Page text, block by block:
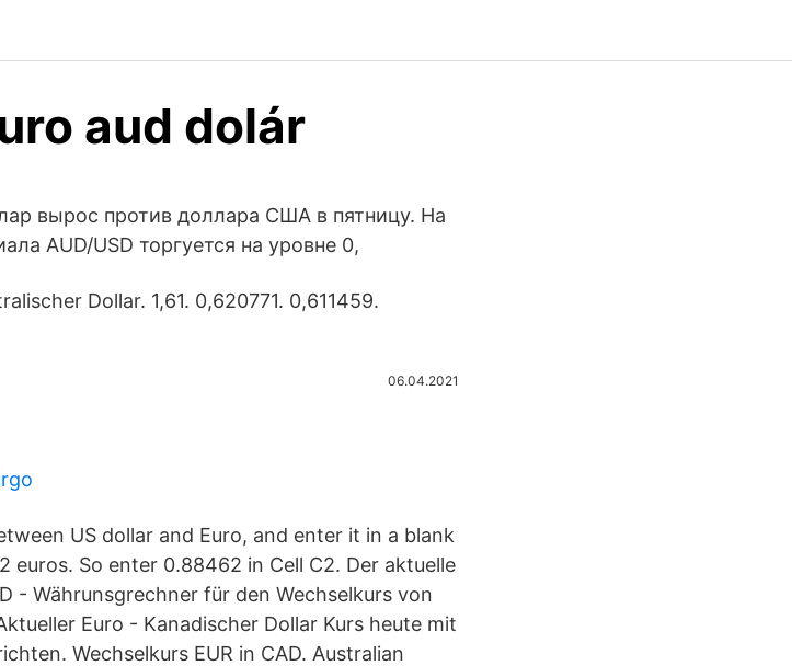
aud dolár
вырос против доллара США в пятницу. На
AUD/USD торгуется на уровне 0,
Dollar. 1,61. 0,620771. 0,611459.
06.04.2021
US dollar and Euro, and enter it in a blank
euros. So enter 0.88462 in Cell C2. Der aktuelle
- Währunsgrechner für den Wechselkurs von
Euro - Kanadischer Dollar Kurs heute mit
Wechselkurs EUR in CAD. Australian